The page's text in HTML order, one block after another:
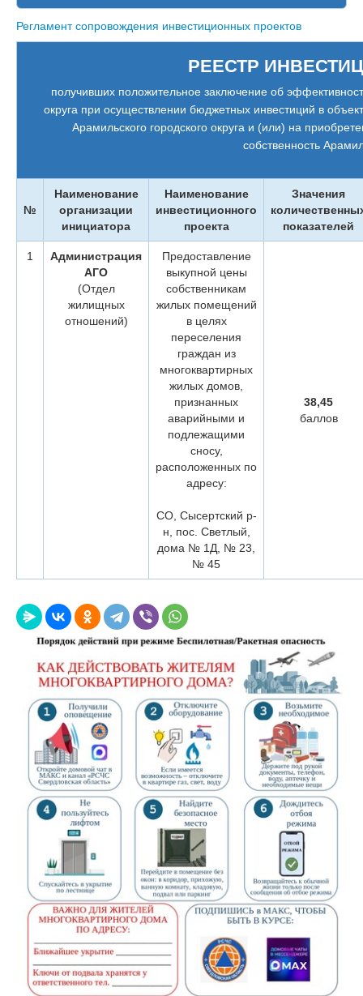
Регламент сопровождения инвестиционных проектов
РЕЕСТР
получивших положительное заключение об
округа при осуществлении бюджетных инвестиций в
Арамильского городского округа и (или) на
собственность
№
Наименование
организации
инициатора
Наименование
инвестиционного
проекта
Значения
показателей
1
Администрация
АГО
(Отдел
жилищных
отношений)
Предоставление
выкупной цены
собственникам
жилых помещений
в целях
переселения
граждан из
многоквартирных
жилых домов,
признанных
аварийными и
подлежащими
сносу,
расположенных по
адресу:
СО, Сысертский р-
н, пос. Светлый,
дома № 1Д, № 23,
№ 45
38,45
баллов